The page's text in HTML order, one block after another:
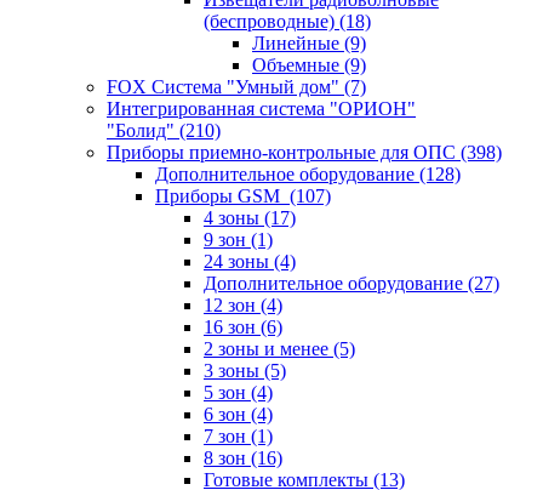
(беспроводные) (18)
Линейные (9)
Объемные (9)
FOX Система "Умный дом" (7)
Интегрированная система "ОРИОН"
"Болид" (210)
Приборы приемно-контрольные для ОПС (398)
Дополнительное оборудование (128)
Приборы GSM (107)
4 зоны (17)
9 зон (1)
24 зоны (4)
Дополнительное оборудование (27)
12 зон (4)
16 зон (6)
2 зоны и менее (5)
3 зоны (5)
5 зон (4)
6 зон (4)
7 зон (1)
8 зон (16)
Готовые комплекты (13)